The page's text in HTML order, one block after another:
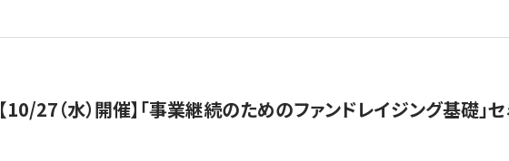
【10/27（水）開催】「事業継続のためのファンドレイジング基礎」